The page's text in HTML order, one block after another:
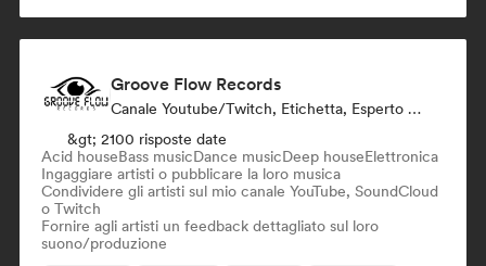
Groove Flow Records
Canale Youtube/Twitch, Etichetta, Esperto Del Suono
&gt; 2100 risposte date
Acid houseBass musicDance musicDeep houseElettronica
Ingaggiare artisti o pubblicare la loro musica
Condividere gli artisti sul mio canale YouTube, SoundCloud
o Twitch
Fornire agli artisti un feedback dettagliato sul loro
suono/produzione